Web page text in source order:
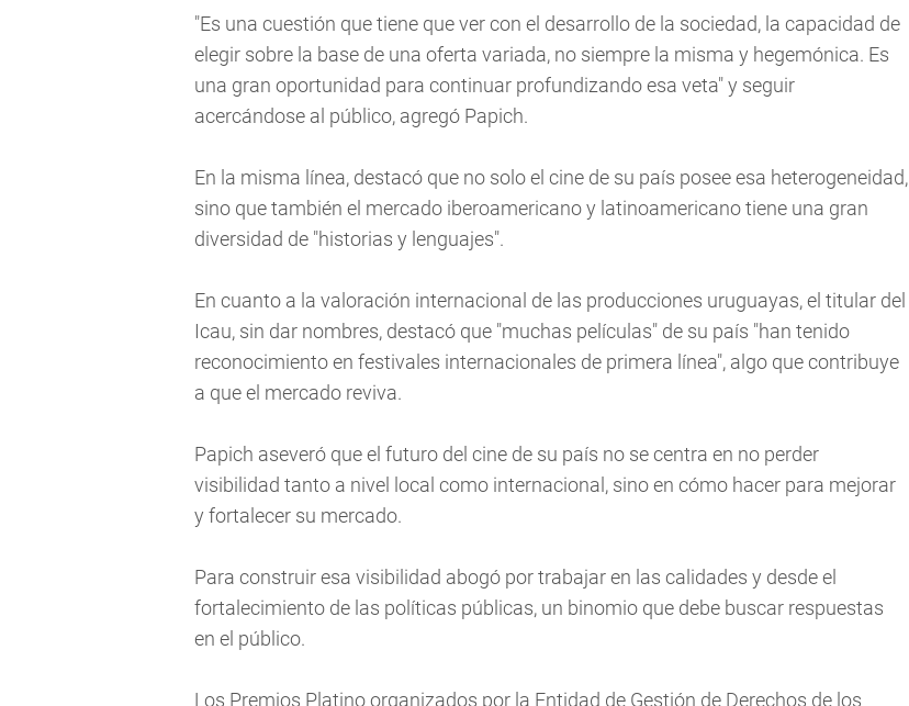
"Es una cuestión que tiene que ver con el desarrollo de la sociedad, la capacidad de
elegir sobre la base de una oferta variada, no siempre la misma y hegemónica. Es
una gran oportunidad para continuar profundizando esa veta" y seguir
acercándose al público, agregó Papich.
En la misma línea, destacó que no solo el cine de su país posee esa heterogeneidad,
sino que también el mercado iberoamericano y latinoamericano tiene una gran
diversidad de "historias y lenguajes".
En cuanto a la valoración internacional de las producciones uruguayas, el titular del
Icau, sin dar nombres, destacó que "muchas películas" de su país "han tenido
reconocimiento en festivales internacionales de primera línea", algo que contribuye
a que el mercado reviva.
Papich aseveró que el futuro del cine de su país no se centra en no perder
visibilidad tanto a nivel local como internacional, sino en cómo hacer para mejorar
y fortalecer su mercado.
Para construir esa visibilidad abogó por trabajar en las calidades y desde el
fortalecimiento de las políticas públicas, un binomio que debe buscar respuestas
en el público.
Los Premios Platino organizados por la Entidad de Gestión de Derechos de los